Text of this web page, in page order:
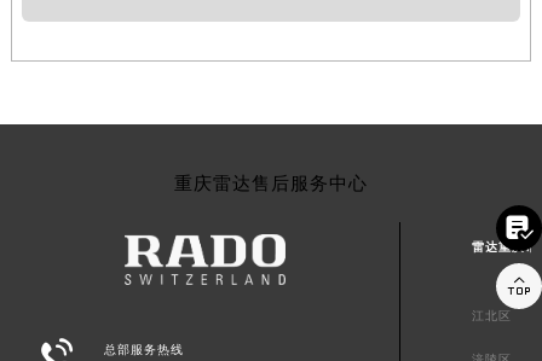
重庆雷达售后服务中心
总部服务热线
雷达重庆市
江北区

